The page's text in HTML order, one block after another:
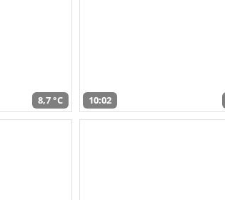
8,7 °C 10:02